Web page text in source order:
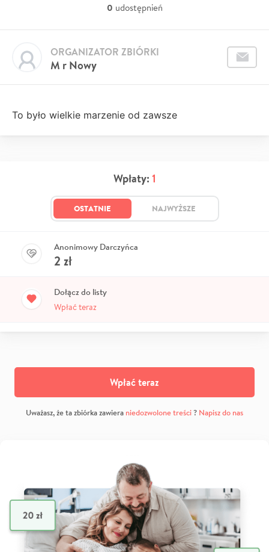
0 udostępnień
M r Nowy
ORGANIZATOR ZBIÓRKI
To było wielkie marzenie od zawsze
Wpłaty: 1
OSTATNIE NAJWYŻSZE
Anonimowy Darczyńca
2 zł
Dołącz do listy
Wpłać teraz
Wpłać teraz
Uważasz, że ta zbiórka zawiera niedozwolone treści? Napisz do nas